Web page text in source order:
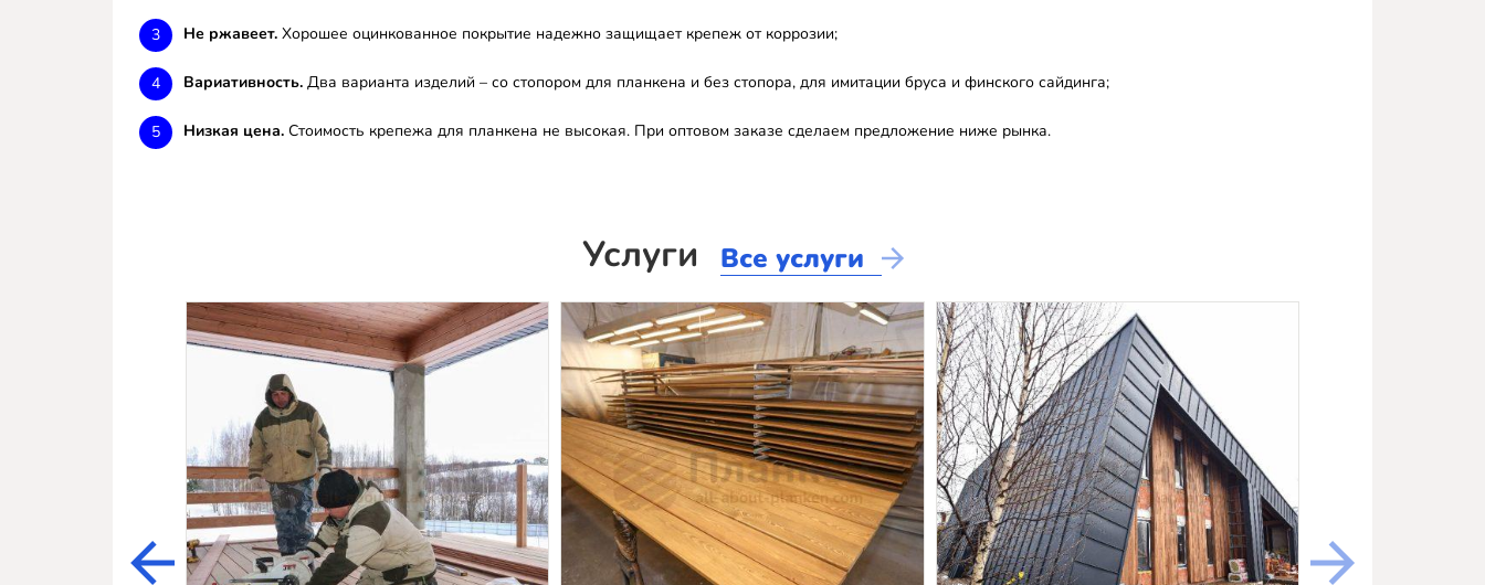
Не ржавеет. Хорошее оцинкованное покрытие надежно защищает крепеж от коррозии;
Вариативность. Два варианта изделий – со стопором для планкена и без стопора, для имитации бруса и финского сайдинга;
Низкая цена. Стоимость крепежа для планкена не высокая. При оптовом заказе сделаем предложение ниже рынка.
Услуги Все услуги